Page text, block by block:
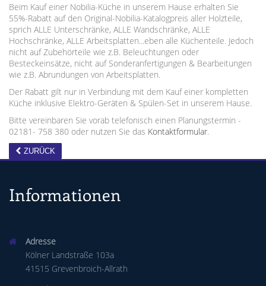
Beim Kauf einer Nobilia-Küche in unserem Hause erhalten Sie
55%-Rabatt auf den Original-Nobilia-Katalogpreis aller Holzteile,
sprich ALLE Unterschränke, ALLE Wandschränke, ALLE
Hochschränke, ALLE Arbeitsplatten...eben alle Küchenteile. Jedoch
nicht auf Zubehörteile wie z.B. Beleuchtungen oder
Besteckeinsätze, nicht auf Sonderanfertigungen & Bearbeitungen
wie z.B. Abrundungen von Arbeitsplatten.
Der Rabatt gilt nur in Verbindung mit dem Kauf einer kompletten
Küche inklusive Elektro-Geräten & Spülen-Set in unserem Hause.
Bitte vereinbaren Sie vorab telefonisch einen Planungstermin -
02181- 758 380 oder nutzen Sie das Kontaktformular.
ZURÜCK
Informationen
Adresse
Kölner Landstraße 103a
41515 Grevenbroich-Allrath